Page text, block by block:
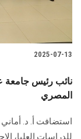
2025-07-13
نائب رئيس جامعة
المصري
استضافت أ. د.
للدراسات العليا،